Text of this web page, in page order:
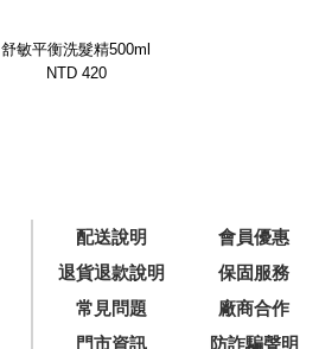
舒敏平衡洗髮精500ml
NTD 420
配送說明
退貨退款說明
常見問題
門市資訊
會員優惠
保固服務
廠商合作
防詐騙聲明